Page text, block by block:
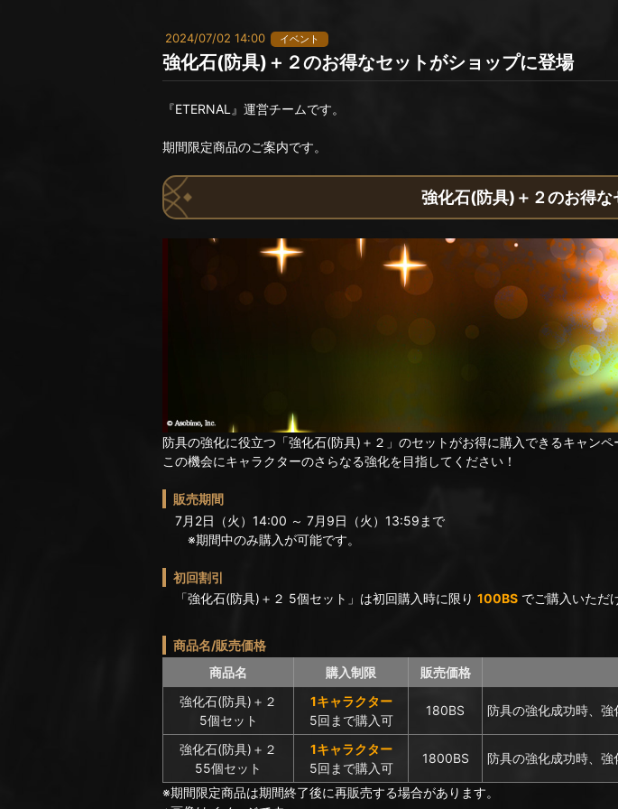
2024/07/02 14:00 イベント
強化石(防具)＋２のお得なセットがショップに登場
『ETERNAL』運営チームです。
期間限定商品のご案内です。
強化石(防具)＋２のお得
防具の強化に役立つ「強化石(防具)＋２」のセットがお得に購入できるキャンペ
この機会にキャラクターのさらなる強化を目指してください！
販売期間
7月2日（火）14:00 ～ 7月9日（火）13:59まで
※期間中のみ購入が可能です。
初回割引
「強化石(防具)＋２ 5個セット」は初回購入時に限り 100BS でご購入いただ
商品名/販売価格
商品名
購入制限 販売価格
強化石(防具)＋２
5個セット
1キャラクター
5回まで購入可
180BS 防具の強化成功時、強
強化石(防具)＋２
55個セット
1キャラクター
5回まで購入可
1800BS 防具の強化成功時、強
※期間限定商品は期間終了後に再販売する場合があります。